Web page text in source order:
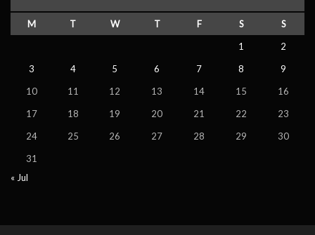
M T W T F S
S
1
2
3
4 5 6 7 8
9
10
11 12 13 14 15
16
17
18 19 20 21 22
23
24
25 26 27 28 29
30
31
« Jul